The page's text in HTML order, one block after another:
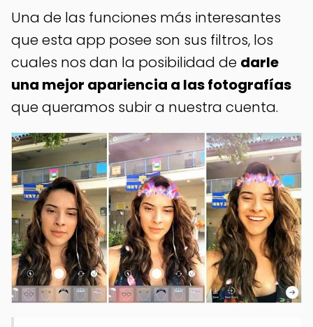
Una de las funciones más interesantes
que esta app posee son sus filtros, los
cuales nos dan la posibilidad de darle
una mejor apariencia a las fotografías
que queramos subir a nuestra cuenta.